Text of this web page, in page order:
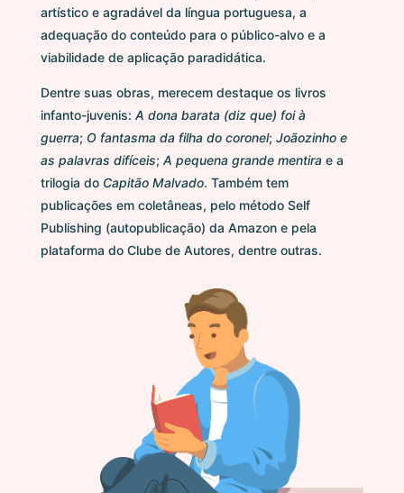
artístico e agradável da língua portuguesa, a
adequação do conteúdo para o público-alvo e a
viabilidade de aplicação paradidática.
Dentre suas obras, merecem destaque os livros
infanto-juvenis: A dona barata (diz que) foi à
guerra; O fantasma da filha do coronel; Joãozinho e
as palavras difíceis; A pequena grande mentira e a
trilogia do Capitão Malvado. Também tem
publicações em coletâneas, pelo método Self
Publishing (autopublicação) da Amazon e pela
plataforma do Clube de Autores, dentre outras.